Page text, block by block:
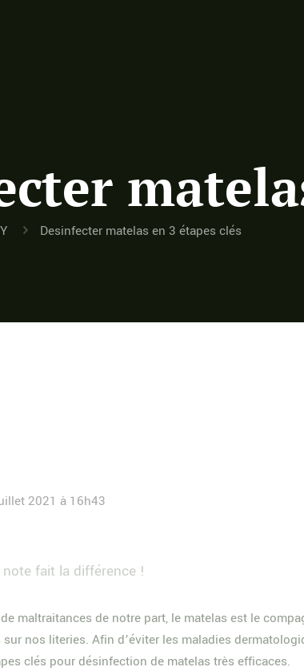
Desinfecter matelas en 3 étapes clés
2021 à 16h43
fait la différence !
maltraitances de notre part, le matelas est le
nos literies. Afin d’éviter les maladies
clés pour désinfection de matelas très efficaces.